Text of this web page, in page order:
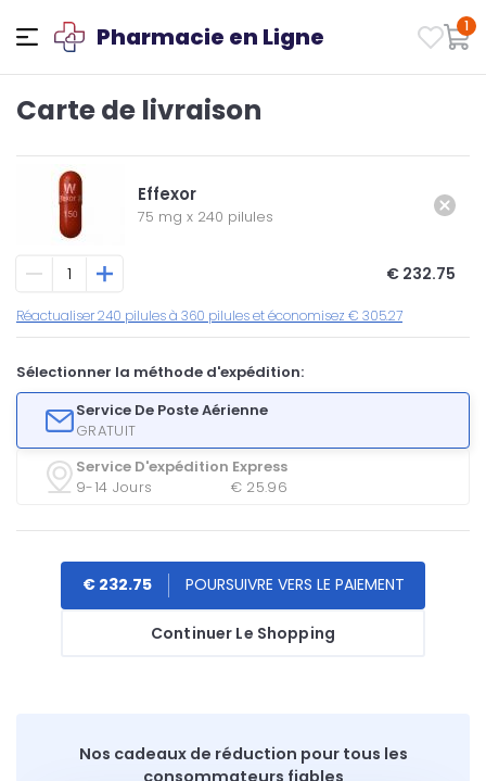
Pharmacie en Ligne 1
Carte de livraison
Effexor
75 mg x 240 pilules
€ 232.75
Réactualiser 240 pilules à 360 pilules et économisez € 305.27
Sélectionner la méthode d'expédition:
Service De Poste Aérienne
GRATUIT
Service D'expédition Express
9-14 Jours
€ 25.96
Continuer Le Shopping
€ 232.75
Nos cadeaux de réduction pour tous les
consommateurs fiables